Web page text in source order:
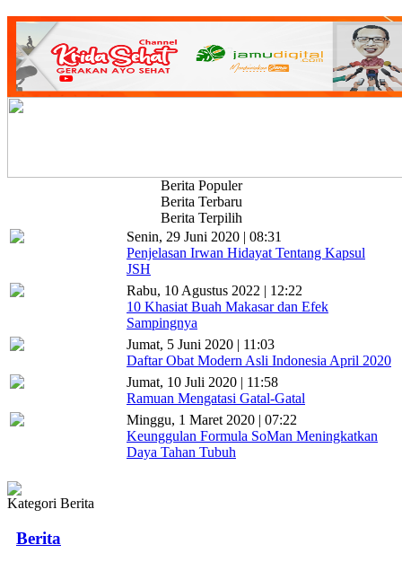
Berita Populer
Berita Terbaru
Berita Terpilih
Senin, 29 Juni 2020 | 08:31
Penjelasan Irwan Hidayat Tentang Kapsul
JSH
Rabu, 10 Agustus 2022 | 12:22
10 Khasiat Buah Makasar dan Efek
Sampingnya
Jumat, 5 Juni 2020 | 11:03
Daftar Obat Modern Asli Indonesia April 2020
Jumat, 10 Juli 2020 | 11:58
Ramuan Mengatasi Gatal-Gatal
Minggu, 1 Maret 2020 | 07:22
Keunggulan Formula SoMan Meningkatkan
Daya Tahan Tubuh
Kategori Berita
Berita